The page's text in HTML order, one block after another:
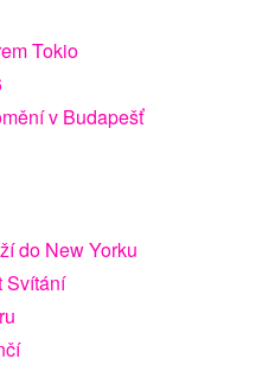
Tokio
v Budapešť
do New Yorku
Svítání